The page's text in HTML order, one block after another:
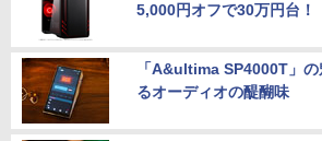
5,000円オフで30万円台！
「A&ultima SP4000T」
るオーディオの醍醐味